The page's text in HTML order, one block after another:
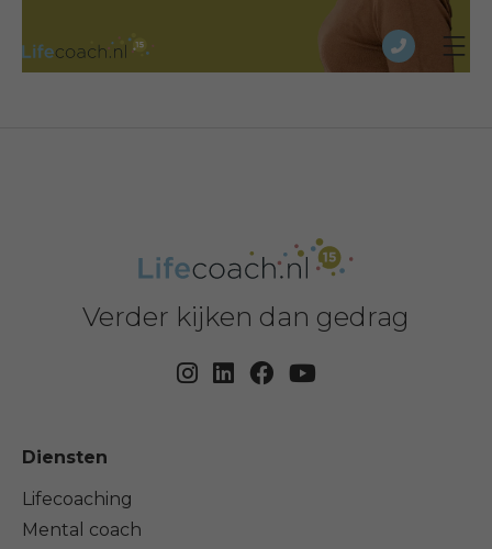
Verder kijken dan gedrag
Diensten
Lifecoaching
Mental coach